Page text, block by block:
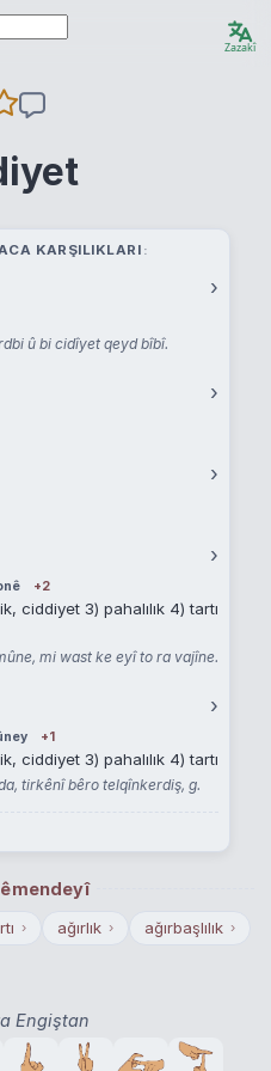
Zazakî
KARŞILIKLARI
›
û bi cidîyet qeyd bîbî.
›
›
›
+2
ciddiyet 3) pahalılık 4) tartı
mi wast ke eyî to ra vajîne.
›
+1
ciddiyet 3) pahalılık 4) tartı
tirkênî bêro telqînkerdiş, g.
› ağırlık › ağırbaşlılık ›
Engiştan